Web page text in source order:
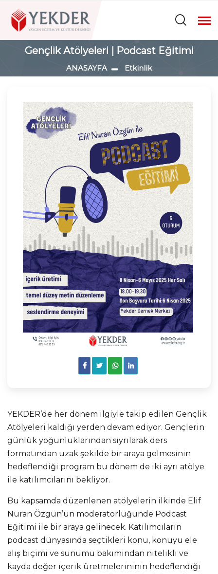
Gençlik Atölyeleri | Podcast Eğitimi
ANASAYFA Etkinlik
YEKDER’de her dönem ilgiyle takip edilen Gençlik
Atölyeleri kaldığı yerden devam ediyor. Gençlerin
günlük yoğunluklarından sıyrılarak ders
formatından uzak şekilde bir araya gelmesinin
hedeflendiği program bu dönem de iki ayrı atölye
ile katılımcılarını bekliyor.
Bu kapsamda düzenlenen atölyelerin ilkinde Elif
Nuran Özgün’ün moderatörlüğünde Podcast
Eğitimi ile bir araya gelinecek. Katılımcıların
podcast dünyasında seçtikleri konu, konuyu ele
alış biçimi ve sunumu bakımından nitelikli ve
kayda değer içerik üretmelerininin hedeflendiği